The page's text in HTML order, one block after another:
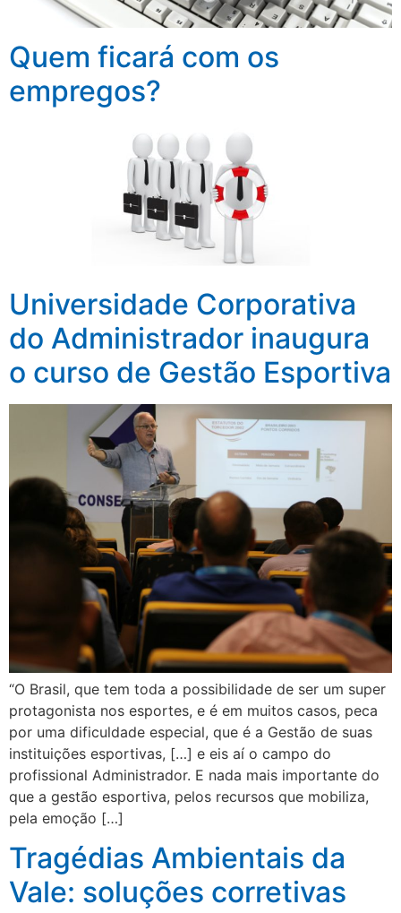
Quem ficará com os
empregos?
Universidade Corporativa
do Administrador inaugura
o curso de Gestão Esportiva
“O Brasil, que tem toda a possibilidade de ser um super
protagonista nos esportes, e é em muitos casos, peca
por uma dificuldade especial, que é a Gestão de suas
instituições esportivas, […] e eis aí o campo do
profissional Administrador. E nada mais importante do
que a gestão esportiva, pelos recursos que mobiliza,
pela emoção […]
Tragédias Ambientais da
Vale: soluções corretivas